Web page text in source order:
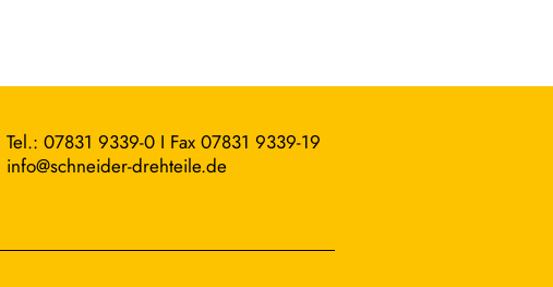
Tel.: 07831 9339-0 I Fax 07831 9339-19
info@schneider-drehteile.de